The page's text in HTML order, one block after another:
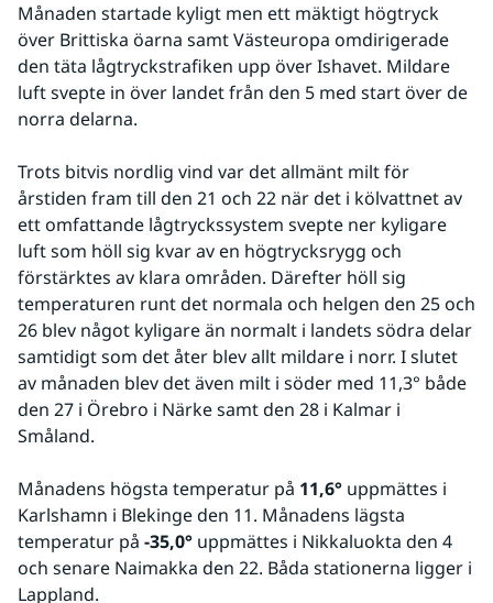
Månaden startade kyligt men ett mäktigt högtryck
över Brittiska öarna samt Västeuropa omdirigerade
den täta lågtryckstrafiken upp över Ishavet. Mildare
luft svepte in över landet från den 5 med start över de
norra delarna.
Trots bitvis nordlig vind var det allmänt milt för
årstiden fram till den 21 och 22 när det i kölvattnet av
ett omfattande lågtryckssystem svepte ner kyligare
luft som höll sig kvar av en högtrycksrygg och
förstärktes av klara områden. Därefter höll sig
temperaturen runt det normala och helgen den 25 och
26 blev något kyligare än normalt i landets södra delar
samtidigt som det åter blev allt mildare i norr. I slutet
av månaden blev det även milt i söder med 11,3° både
den 27 i Örebro i Närke samt den 28 i Kalmar i
Småland.
Månadens högsta temperatur på 11,6° uppmättes i
Karlshamn i Blekinge den 11. Månadens lägsta
temperatur på -35,0° uppmättes i Nikkaluokta den 4
och senare Naimakka den 22. Båda stationerna ligger i
Lappland.